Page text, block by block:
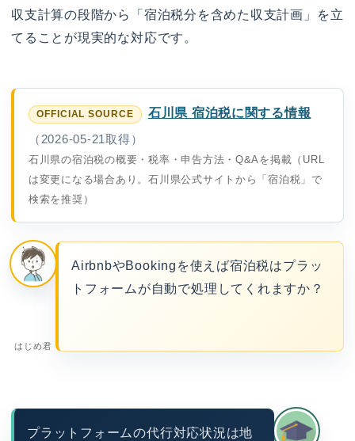
収支計算の段階から「宿泊税分を含めた収支計画」を立
てることが現実的な対応です。
石川県 宿泊税に関する情報
（2026-05-21取得）
石川県の宿泊税の概要・税率・申告方法・Q&Aを掲載（URL
は変更になる場合あり。石川県公式サイトから「宿泊税」で
検索を推奨）
はじめ君
AirbnbやBookingを使えば宿泊税はプラッ
トフォームが自動で処理してくれますか？
プラットフォームの代行対応状況は地